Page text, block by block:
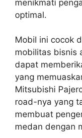
menikmati
optimal.
Mobil ini cocok
mobilitas bisnis
dapat
yang
Mitsubishi
road-nya yang
membuat
medan dengan